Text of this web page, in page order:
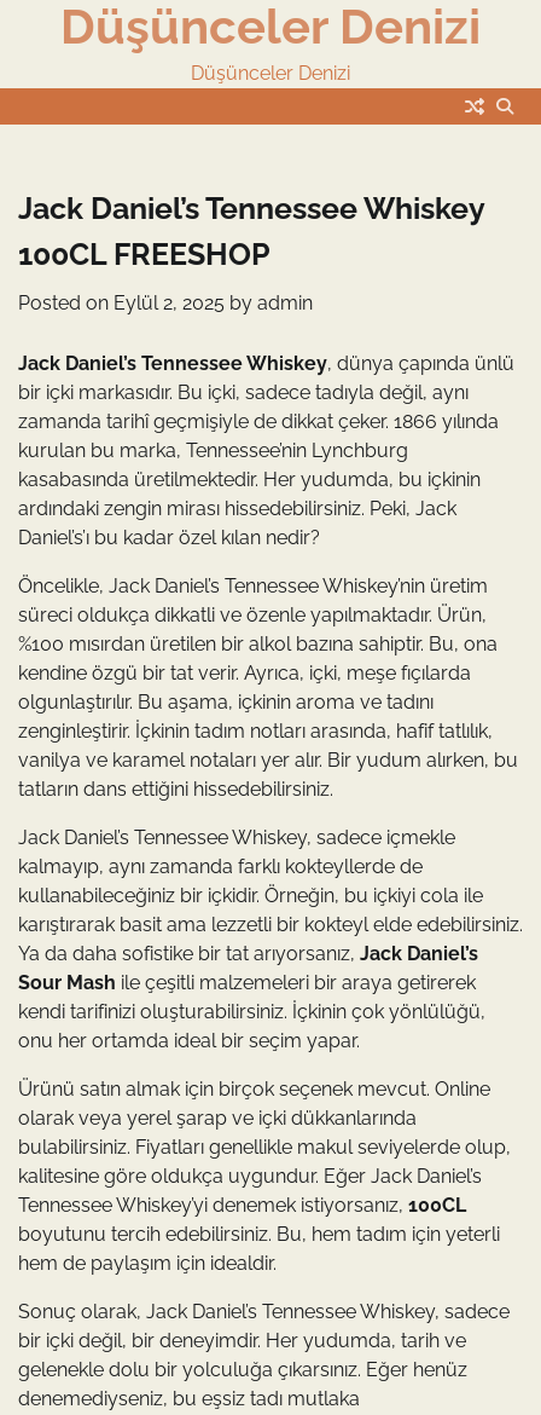
Düşünceler Denizi
Düşünceler Denizi
Jack Daniel’s Tennessee Whiskey
100CL FREESHOP
Posted on Eylül 2, 2025 by admin
Jack Daniel’s Tennessee Whiskey, dünya çapında ünlü
bir içki markasıdır. Bu içki, sadece tadıyla değil, aynı
zamanda tarihî geçmişiyle de dikkat çeker. 1866 yılında
kurulan bu marka, Tennessee’nin Lynchburg
kasabasında üretilmektedir. Her yudumda, bu içkinin
ardındaki zengin mirası hissedebilirsiniz. Peki, Jack
Daniel’s’ı bu kadar özel kılan nedir?
Öncelikle, Jack Daniel’s Tennessee Whiskey’nin üretim
süreci oldukça dikkatli ve özenle yapılmaktadır. Ürün,
%100 mısırdan üretilen bir alkol bazına sahiptir. Bu, ona
kendine özgü bir tat verir. Ayrıca, içki, meşe fıçılarda
olgunlaştırılır. Bu aşama, içkinin aroma ve tadını
zenginleştirir. İçkinin tadım notları arasında, hafif tatlılık,
vanilya ve karamel notaları yer alır. Bir yudum alırken, bu
tatların dans ettiğini hissedebilirsiniz.
Jack Daniel’s Tennessee Whiskey, sadece içmekle
kalmayıp, aynı zamanda farklı kokteyllerde de
kullanabileceğiniz bir içkidir. Örneğin, bu içkiyi cola ile
karıştırarak basit ama lezzetli bir kokteyl elde edebilirsiniz.
Ya da daha sofistike bir tat arıyorsanız, Jack Daniel’s
Sour Mash ile çeşitli malzemeleri bir araya getirerek
kendi tarifinizi oluşturabilirsiniz. İçkinin çok yönlülüğü,
onu her ortamda ideal bir seçim yapar.
Ürünü satın almak için birçok seçenek mevcut. Online
olarak veya yerel şarap ve içki dükkanlarında
bulabilirsiniz. Fiyatları genellikle makul seviyelerde olup,
kalitesine göre oldukça uygundur. Eğer Jack Daniel’s
Tennessee Whiskey’yi denemek istiyorsanız, 100CL
boyutunu tercih edebilirsiniz. Bu, hem tadım için yeterli
hem de paylaşım için idealdir.
Sonuç olarak, Jack Daniel’s Tennessee Whiskey, sadece
bir içki değil, bir deneyimdir. Her yudumda, tarih ve
gelenekle dolu bir yolculuğa çıkarsınız. Eğer henüz
denemediyseniz, bu eşsiz tadı mutlaka